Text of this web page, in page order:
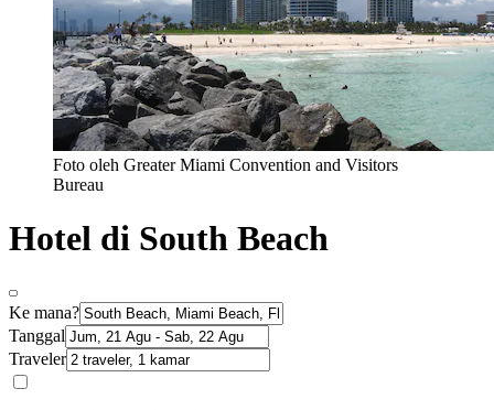
Foto oleh Greater Miami Convention and Visitors
Bureau
Hotel di South Beach
Ke mana?
Tanggal
Traveler